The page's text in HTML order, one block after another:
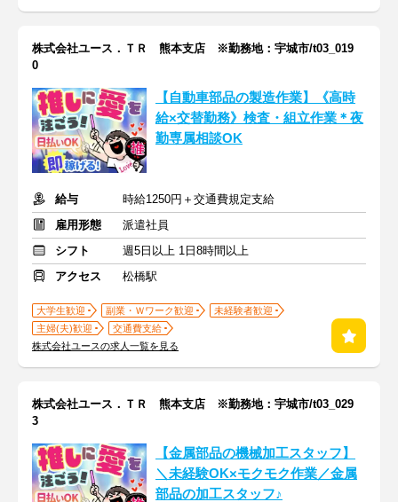
株式会社ユース．ＴＲ 熊本支店 ※勤務地：宇城市/t03_019
0
【自動車部品の製造作業】《高時
給×交替勤務》検査・組立作業＊夜
勤専属相談OK
給与
時給1250円＋交通費規定支給
雇用形態
派遣社員
シフト
週5日以上 1日8時間以上
アクセス
松橋駅
大学生歓迎 副業・Ｗワーク歓迎
未経験者歓迎
主婦(夫)歓迎
交通費支給
株式会社ユースの求人一覧を見る
株式会社ユース．ＴＲ 熊本支店 ※勤務地：宇城市/t03_029
3
【金属部品の機械加工スタッフ】
＼未経験OK×モクモク作業／金属
部品の加工スタッフ♪